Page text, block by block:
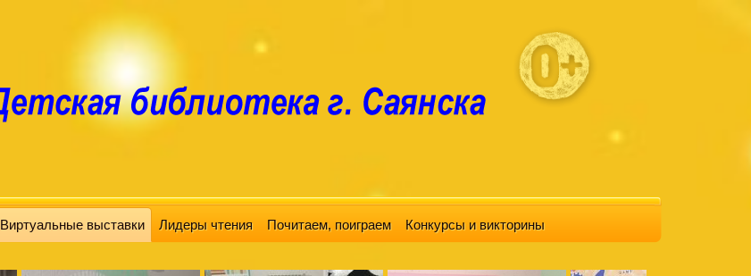
Виртуальные выставки Лидеры чтения Почитаем, поиграем Конкурсы и викторины